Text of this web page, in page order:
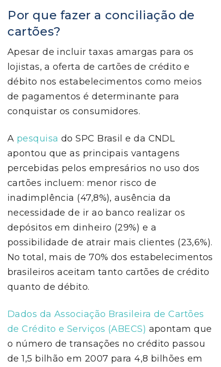
Por que fazer a conciliação de
cartões?
Apesar de incluir taxas amargas para os
lojistas, a oferta de cartões de crédito e
débito nos estabelecimentos como meios
de pagamentos é determinante para
conquistar os consumidores.
A pesquisa do SPC Brasil e da CNDL
apontou que as principais vantagens
percebidas pelos empresários no uso dos
cartões incluem: menor risco de
inadimplência (47,8%), ausência da
necessidade de ir ao banco realizar os
depósitos em dinheiro (29%) e a
possibilidade de atrair mais clientes (23,6%).
No total, mais de 70% dos estabelecimentos
brasileiros aceitam tanto cartões de crédito
quanto de débito.
Dados da Associação Brasileira de Cartões
de Crédito e Serviços (ABECS) apontam que
o número de transações no crédito passou
de 1,5 bilhão em 2007 para 4,8 bilhões em